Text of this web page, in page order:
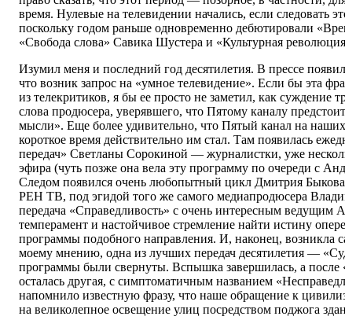
время. Нулевые на телевидении начались, если следовать
поскольку годом раньше одновременно дебютировали
«Свобода слова» Савика Шустера и «Культурная
Изумил меня и последний год десятилетия. В прессе
что возник запрос на «умное телевидение». Если бы эта
из телекритиков, я бы ее просто не заметил, как суждение
слова продюсера, уверявшего, что Пятому каналу
мысли». Еще более удивительно, что Пятый канал на наших
короткое время действительно им стал. Там появилась
передач» Светланы Сорокиной — журналистки, уже
эфира (чуть позже она вела эту программу по очереди с
Следом появился очень любопытный цикл Дмитрия
РЕН ТВ, под эгидой того же самого медиапродюсера
передача «Справедливость» с очень интересным
темперамент и настойчивое стремление найти истину
программы подобного направления. И, наконец, возникла
моему мнению, одна из лучших передач десятилетия —
программы были свернуты. Вспышка завершилась, а после
осталась другая, с симптоматичным названием
напомнило известную фразу, что наше обращение к
на великолепное освещение улиц посредством поджога